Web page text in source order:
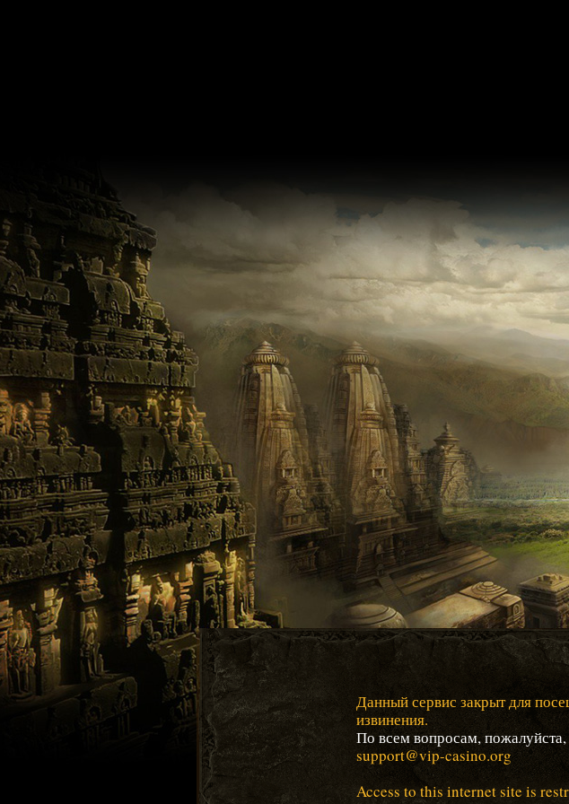
Данный сервис закрыт для
извинения.
По всем вопросам,
support@vip-casino.org
Access to this internet site is